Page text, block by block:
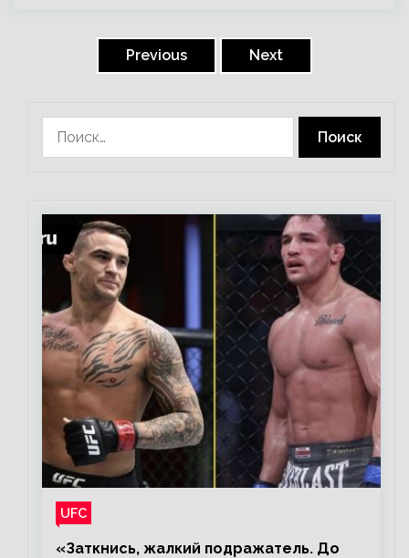
Previous Next
UFC
«Заткнись, жалкий подражатель. До